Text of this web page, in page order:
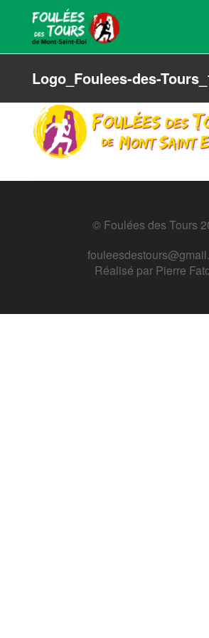
Logo_Foulees-des-
© Foulées des Tours
Réalisé par Pierre